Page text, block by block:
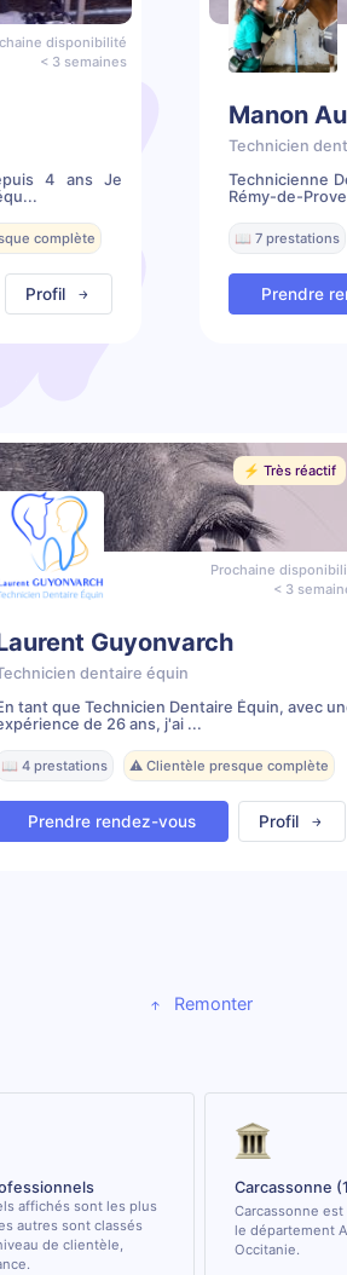
disponibilité
< 3 semaines
4 ans Je
complète
Profil
Manon
Technicien
Technicienne
Rémy-de-
📖 7 prestations
Prendre
⚡️ Très réactif
Prochaine
< 3
Guyonvarch
dentaire équin
tant que Technicien Dentaire Équin, avec
de 26 ans, j'ai ...
📖 4 prestations ⚠️ Clientèle presque complète
Prendre rendez-vous Profil
Remonter
affichés sont les plus
autres sont classés
de clientèle,
Carcassonne
Carcassonne
le département
Occitanie.